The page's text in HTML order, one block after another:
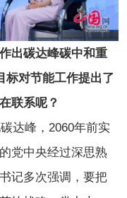
出碳达峰碳中和重
标对节能工作提出了
联系呢？
达峰，2060年前实
党中央经过深思熟
记多次强调，要把